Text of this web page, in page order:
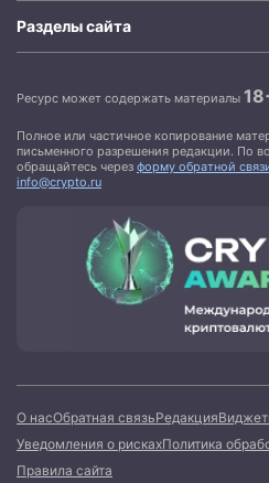
Разделы сайта
Ресурс может содержать материалы
Полное или частичное копирование
письменного разрешения редакции. По
обращайтесь через форму обратной
info@crypto.ru
О насОбратная связьРедакция
Уведомления о рискахПолитика
Правила сайта